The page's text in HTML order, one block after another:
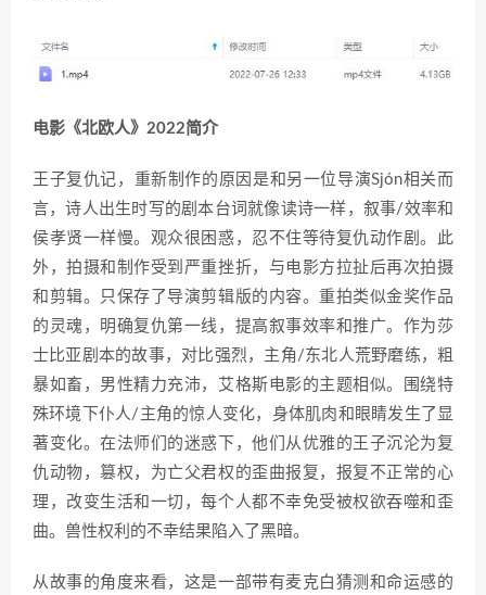
电影《北欧人》2022简介
王子复仇记，重新制作的原因是和另一位导演Sjón相关而
言，诗人出生时写的剧本台词就像读诗一样，叙事/效率和
侯孝贤一样慢。观众很困惑，忍不住等待复仇动作剧。此
外，拍摄和制作受到严重挫折，与电影方拉扯后再次拍摄
和剪辑。只保存了导演剪辑版的内容。重拍类似金奖作品
的灵魂，明确复仇第一线，提高叙事效率和推广。作为莎
士比亚剧本的故事，对比强烈，主角/东北人荒野磨练，粗
暴如畜，男性精力充沛，艾格斯电影的主题相似。围绕特
殊环境下仆人/主角的惊人变化，身体肌肉和眼睛发生了显
著变化。在法师们的迷惑下，他们从优雅的王子沉沦为复
仇动物，篡权，为亡父君权的歪曲报复，报复不正常的心
理，改变生活和一切，每个人都不幸免受被权欲吞噬和歪
曲。兽性权利的不幸结果陷入了黑暗。
从故事的角度来看，这是一部带有麦克白猜测和命运感的